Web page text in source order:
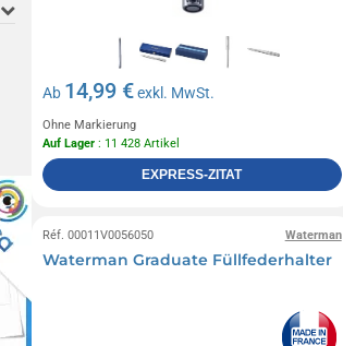
Ab 14,99 €exkl. MwSt.
Ohne Markierung
Auf Lager : 11 428 Artikel
EXPRESS-ZITAT
Waterman
Réf. 00011V0056050
Waterman Graduate Füllfederhalter